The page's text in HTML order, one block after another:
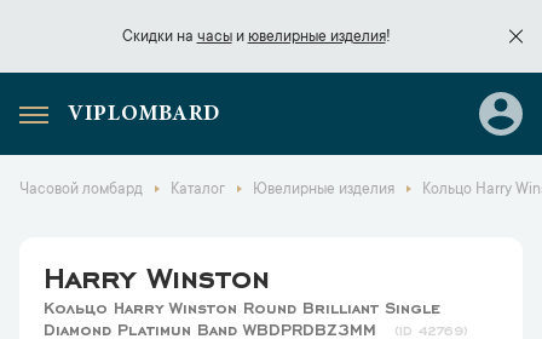
Скидки на часыи ювелирные изделия!
Скидки начасы
VIPLOMBARD
Часовой ломбард Каталог Ювелирные изделия Кольцо Harry
Harry Winston
Кольцо Harry Winston Round Brilliant Single
Diamond Platimun Band WBDPRDBZ3MM
42769